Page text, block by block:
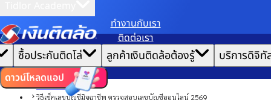
ทํางานกับเรา
ติดต่อเรา
| ซื้อประกันติดโล่ ลูกค้าเงินติดล้อต้องรู้ บริการดิจิทั
ดาวน์โหลดแอป
หน้าแรก
บทความ
การเงินน่ารู้
การบริหารหนี้
วิธีเช็คเลขบัญชีมิจฉาชีพ ตรวจสอบเลขบัญชีออนไลน์ 2569
เราขอเก็บข้อมูลตาม นโยบายการใช้คุกกี้เพื่อมอบประสบการณ์การใช้งานเว็บไซต์ที่ดีที่สุดให้
คุณ
ตั้งค่าคุกกี้ ยอมรับคุกกี้ทั้งหมด